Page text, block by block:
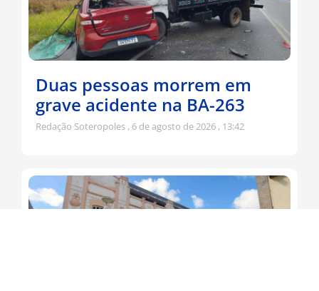
Duas pessoas morrem em
grave acidente na BA-263
Redação Soteropoles 6 de agosto de 2026 13:42